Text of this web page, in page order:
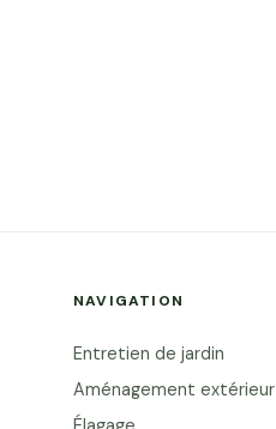
NAVIGATION
Entretien de jardin
Aménagement extérieur